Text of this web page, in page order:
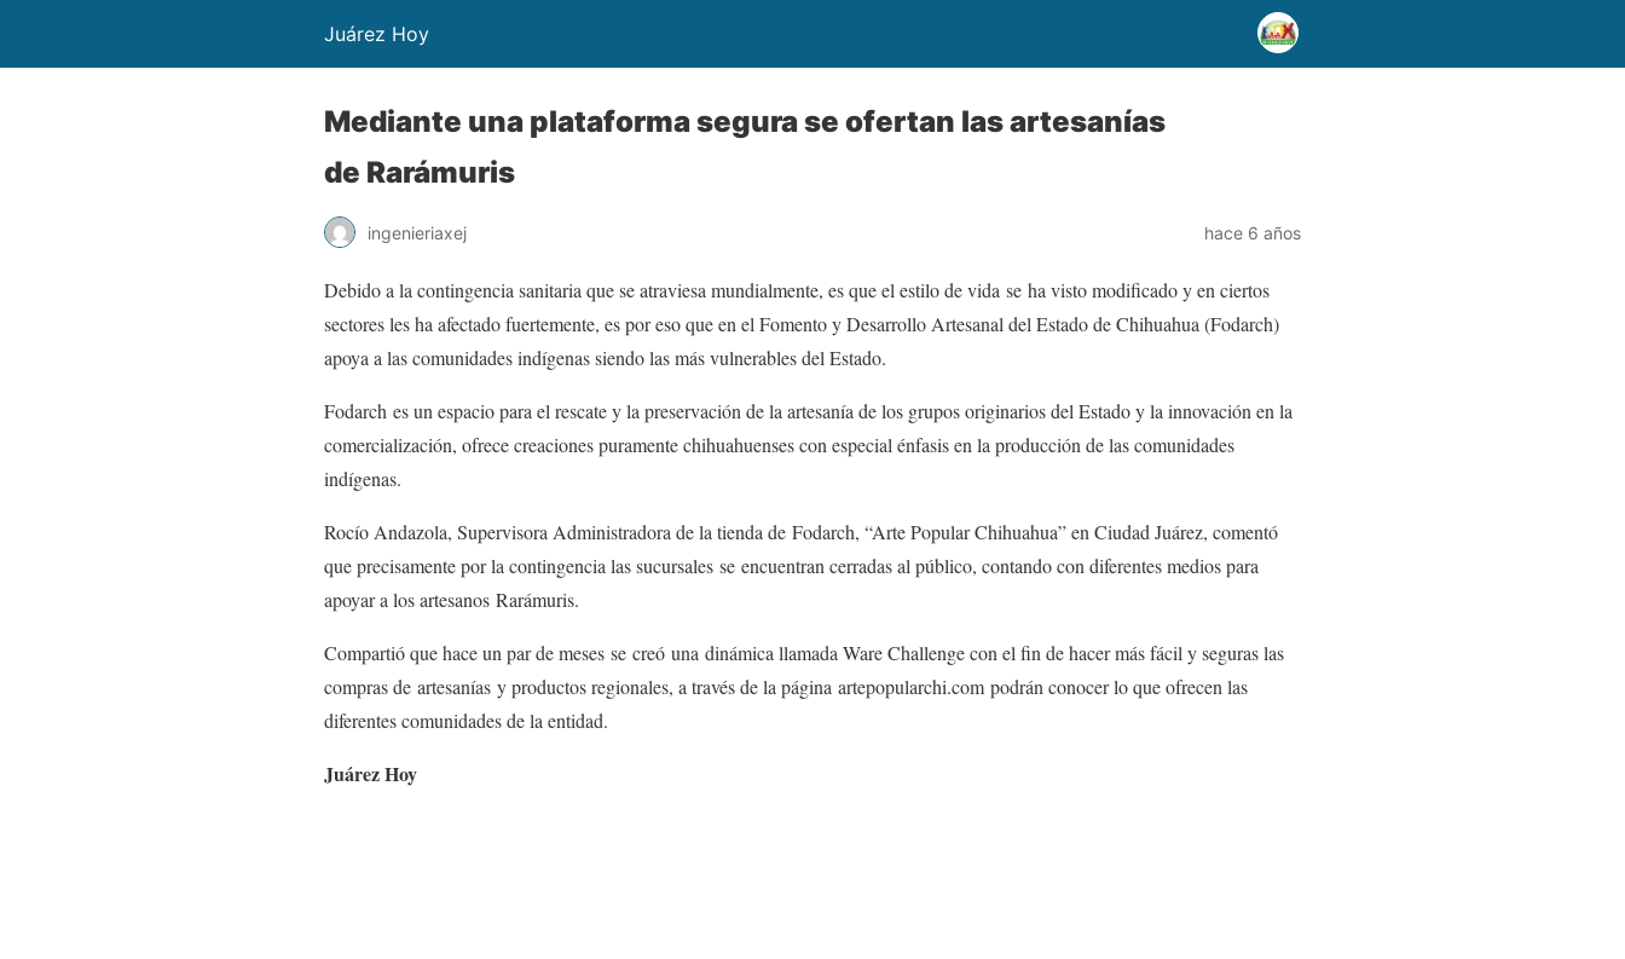
Juárez Hoy
Mediante una plataforma segura se ofertan las artesanías
de Rarámuris
ingenieriaxej hace 6 años
Debido a la contingencia sanitaria que se atraviesa mundialmente, es que el estilo de vida se ha visto modificado y en ciertos
sectores les ha afectado fuertemente, es por eso que en el Fomento y Desarrollo Artesanal del Estado de Chihuahua (Fodarch)
apoya a las comunidades indígenas siendo las más vulnerables del Estado.
Fodarch es un espacio para el rescate y la preservación de la artesanía de los grupos originarios del Estado y la innovación en la
comercialización, ofrece creaciones puramente chihuahuenses con especial énfasis en la producción de las comunidades
indígenas.
Rocío Andazola, Supervisora Administradora de la tienda de Fodarch, “Arte Popular Chihuahua” en Ciudad Juárez, comentó
que precisamente por la contingencia las sucursales se encuentran cerradas al público, contando con diferentes medios para
apoyar a los artesanos Rarámuris.
Compartió que hace un par de meses se creó una dinámica llamada Ware Challenge con el fin de hacer más fácil y seguras las
compras de artesanías y productos regionales, a través de la página artepopularchi.com podrán conocer lo que ofrecen las
diferentes comunidades de la entidad.
Juárez Hoy